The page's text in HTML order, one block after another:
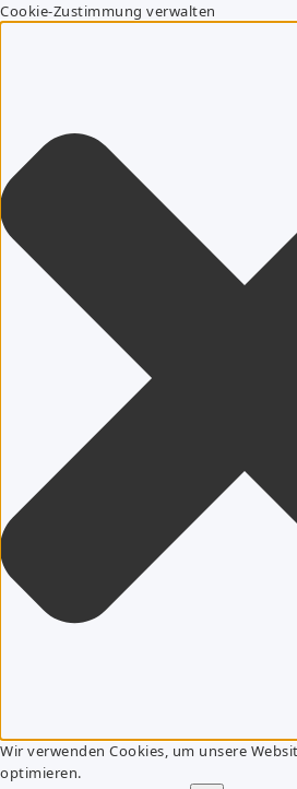
Cookie-Zustimmung verwalten
Wir verwenden Cookies, um unsere
optimieren.